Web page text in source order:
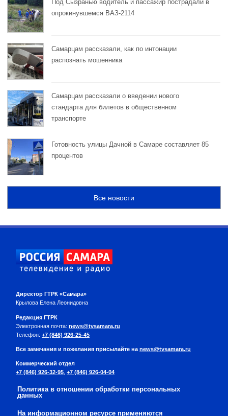
Под Сызранью водитель и пассажир пострадали в
опрокинувшемся ВАЗ-2114
Самарцам рассказали, как по интонации
распознать мошенника
Самарцам рассказали о введении нового
стандарта для билетов в общественном
транспорте
Готовность улицы Дачной в Самаре составляет 85
процентов
Все новости
Директор ГТРК «Самара»
Крылова Елена Леонидовна
Редакция ГТРК
Электронная почта: news@tvsamara.ru
Телефон: +7 (846) 926-25-45
Все замечания и пожелания присылайте на news@tvsamara.ru
Коммерческий отдел
+7 (846) 926-32-95 +7 (846) 926-04-04
Политика в отношении обработки персональных
данных
На информационном ресурсе применяются